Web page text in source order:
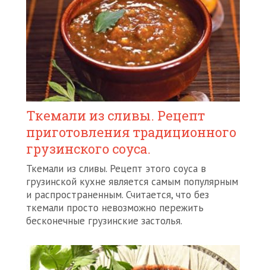
Ткемали из сливы. Рецепт
приготовления традиционного
грузинского соуса.
Ткемали из сливы. Рецепт этого соуса в
грузинской кухне является самым популярным
и распространенным. Считается, что без
ткемали просто невозможно пережить
бесконечные грузинские застолья.